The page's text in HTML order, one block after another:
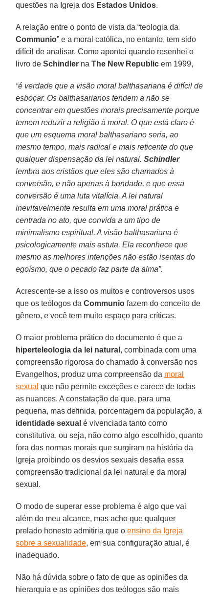
questões na Igreja dos Estados Unidos.
A relação entre o ponto de vista da “teologia da
Communio” e a moral católica, no entanto, tem sido
difícil de analisar. Como apontei quando resenhei o
livro deSchindler naThe New Republic em 1999,
“é verdade que a visão moral balthasariana é difícil de
esboçar. Os balthasarianos tendem a não se
concentrar em questões morais precisamente porque
temem reduzir a religião à moral. O que está claro é
que um esquema moral balthasariano seria, ao
mesmo tempo, mais radical e mais reticente do que
qualquer dispensação da lei natural.Schindler
lembra aos cristãos que eles são chamados à
conversão, e não apenas à bondade, e que essa
conversão é uma luta vitalícia. A lei natural
inevitavelmente resulta em uma moral prática e
centrada no ato, que convida a um tipo de
minimalismo espiritual. A visão balthasariana é
psicologicamente mais astuta. Ela reconhece que
mesmo as melhores intenções não estão isentas do
egoísmo, que o pecado faz parte da alma”.
Acrescente-se a isso os muitos e controversos usos
que os teólogos daCommunio fazem do conceito de
gênero, e você tem muito espaço para críticas.
O maior problema prático do documento é que a
hiperteleologia da lei natural , combinada com uma
compreensão rigorosa do chamado à conversão nos
Evangelhos, produz uma compreensão da moral
sexual que não permite exceções e carece de todas
as nuances. A constatação de que, para uma
pequena, mas definida, porcentagem da população, a
identidade sexual é vivenciada tanto como
constitutiva, ou seja, não como algo escolhido, quanto
fora das normas morais que surgiram na história da
Igreja proibindo os desvios sexuais desafia essa
compreensão tradicional da lei natural e da moral
sexual.
O modo de superar esse problema é algo que vai
além do meu alcance, mas acho que qualquer
prelado honesto admitiria que oensino da Igreja
sobre a sexualidade, em sua configuração atual, é
inadequado.
Não há dúvida sobre o fato de que as opiniões da
hierarquia e as opiniões dos teólogos são mais